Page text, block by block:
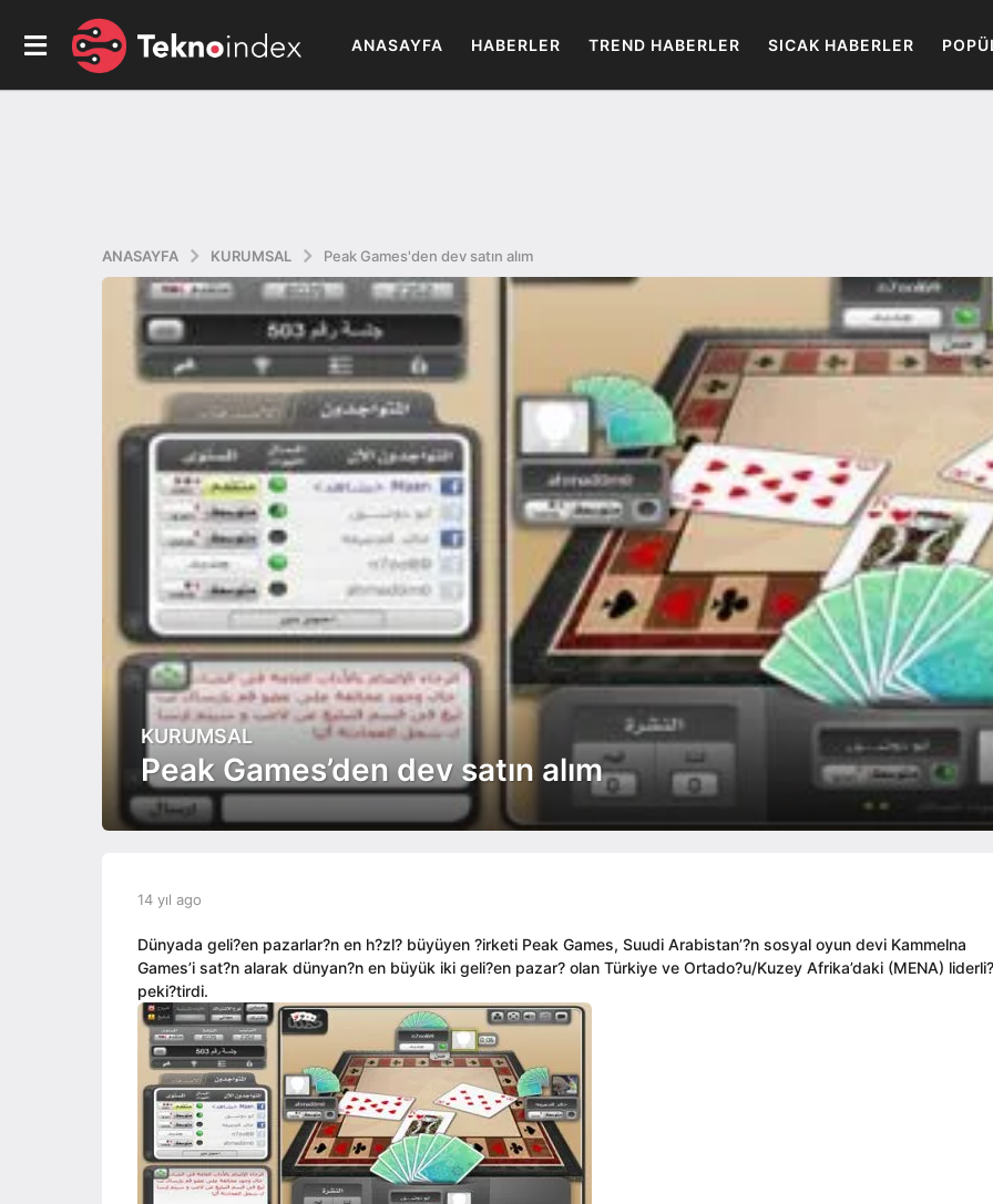
ANASAYFA HABERLER TREND HABERLER SICAK HABERLER
ANASAYFA KURUMSAL Peak Games'den dev satın alım
1
4
y
ı
l
o
4
y
ı
l
g
o
KURUMSAL
Peak Games’den dev satın alım
b
a
d
m
i
n
14 yıl ago
y
ı
l
a
g
o
Dünyada geli?en pazarlar?n en h?zl? büyüyen ?irketi Peak Games, Suudi Arabistan’?n sosyal oyun devi Kammelna
Games’i sat?n alarak dünyan?n en büyük iki geli?en pazar? olan Türkiye ve Ortado?u/Kuzey Afrika’daki (MENA)
peki?tirdi.